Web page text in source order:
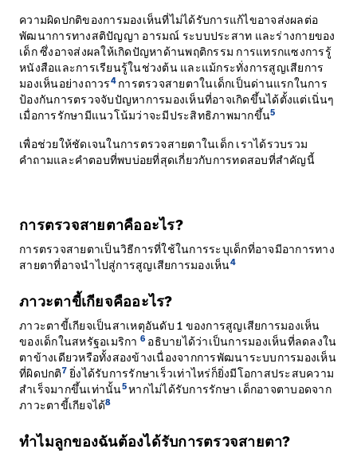
ความผิดปกติของการมองเห็นที่ไม่ได้รับการแก้ไขอาจส่งผลต่อ
พัฒนาการทางสติปัญญา อารมณ์ ระบบประสาท และร่างกายของ
เด็ก ซึ่งอาจส่งผลให้เกิดปัญหาด้านพฤติกรรม การแทรกแซงการรู้
หนังสือและการเรียนรู้ในช่วงต้น และแม้กระทั่งการสูญเสียการ
มองเห็นอย่างถาวร4 การตรวจสายตาในเด็กเป็นด่านแรกในการ
ป้องกันการตรวจจับปัญหาการมองเห็นที่อาจเกิดขึ้นได้ตั้งแต่เนิ่นๆ
เมื่อการรักษามีแนวโน้มว่าจะมีประสิทธิภาพมากขึ้น5
เพื่อช่วยให้ชัดเจนในการตรวจสายตาในเด็ก เราได้รวบรวม
คำถามและคำตอบที่พบบ่อยที่สุดเกี่ยวกับการทดสอบที่สำคัญนี้
การตรวจสายตาคืออะไร?
การตรวจสายตาเป็นวิธีการที่ใช้ในการระบุเด็กที่อาจมีอาการทาง
สายตาที่อาจนำไปสู่การสูญเสียการมองเห็น4
ภาวะตาขี้เกียจคืออะไร?
ภาวะตาขี้เกียจเป็นสาเหตุอันดับ 1 ของการสูญเสียการมองเห็น
ของเด็กในสหรัฐอเมริกา 6 อธิบายได้ว่าเป็นการมองเห็นที่ลดลงใน
ตาข้างเดียวหรือทั้งสองข้างเนื่องจากการพัฒนาระบบการมองเห็น
ที่ผิดปกติ7ยิ่งได้รับการรักษาเร็วเท่าไหร่ก็ยิ่งมีโอกาสประสบความ
สำเร็จมากขึ้นเท่านั้น5หากไม่ได้รับการรักษา เด็กอาจตาบอดจาก
ภาวะตาขี้เกียจได้8
ทำไมลูกของฉันต้องได้รับการตรวจสายตา?